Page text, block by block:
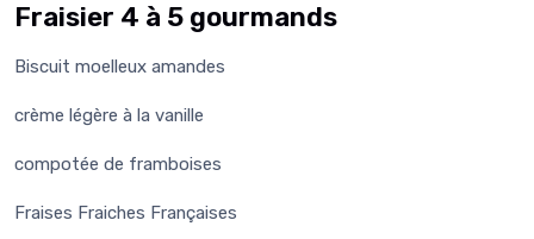
Fraisier 4 à 5 gourmands
Biscuit moelleux amandes
crème légère à la vanille
compotée de framboises
Fraises Fraiches Françaises